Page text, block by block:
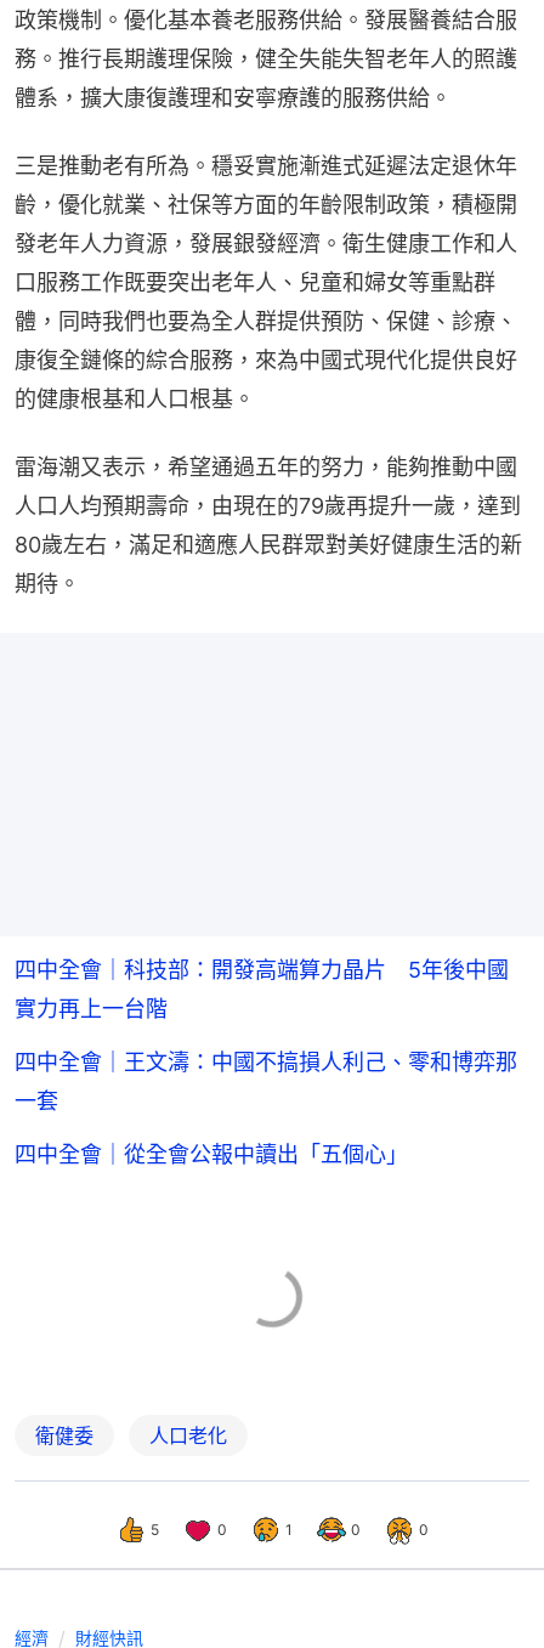
政策機制。優化基本養老服務供給。發展醫養結合服
務。推行長期護理保險，健全失能失智老年人的照護
體系，擴大康復護理和安寧療護的服務供給。
三是推動老有所為。穩妥實施漸進式延遲法定退休年
齡，優化就業、社保等方面的年齡限制政策，積極開
發老年人力資源，發展銀發經濟。衛生健康工作和人
口服務工作既要突出老年人、兒童和婦女等重點群
體，同時我們也要為全人群提供預防、保健、診療、
康復全鏈條的綜合服務，來為中國式現代化提供良好
的健康根基和人口根基。
雷海潮又表示，希望通過五年的努力，能夠推動中國
人口人均預期壽命，由現在的79歲再提升一歲，達到
80歲左右，滿足和適應人民群眾對美好健康生活的新
期待。
四中全會｜科技部：開發高端算力晶片 5年後中國
實力再上一台階
四中全會｜王文濤：中國不搞損人利己、零和博弈那
一套
四中全會｜從全會公報中讀出「五個心」
衛健委 人口老化
5 0 1 0 0
經濟 財經快訊